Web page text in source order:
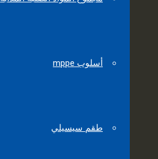
أسلوب mppe
طقم سيسيلي